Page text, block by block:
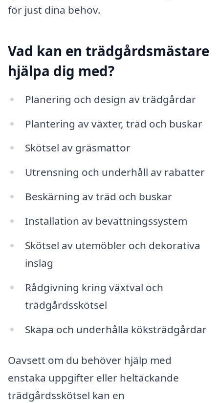
för just dina behov.
Vad kan en trädgårdsmästare
hjälpa dig med?
Planering och design av trädgårdar
Plantering av växter, träd och buskar
Skötsel av gräsmattor
Utrensning och underhåll av rabatter
Beskärning av träd och buskar
Installation av bevattningssystem
Skötsel av utemöbler och dekorativa
inslag
Rådgivning kring växtval och
trädgårdsskötsel
Skapa och underhålla köksträdgårdar
Oavsett om du behöver hjälp med
enstaka uppgifter eller heltäckande
trädgårdsskötsel kan en